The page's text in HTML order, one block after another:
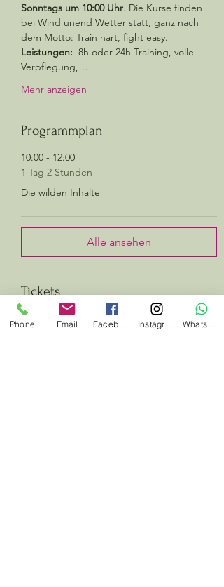
Sonntags um 10:00 Uhr. Die Kurse finden
bei Wind unend Wetter statt, ganz nach
dem Motto: Train hart, fight easy.
Leistungen: 8h oder 24h Training, volle
Verpflegung,…
Mehr anzeigen
Programmplan
10:00 - 12:00
1 Tag 2 Stunden
Die wilden Inhalte
Alle ansehen
Tickets
Phone Email